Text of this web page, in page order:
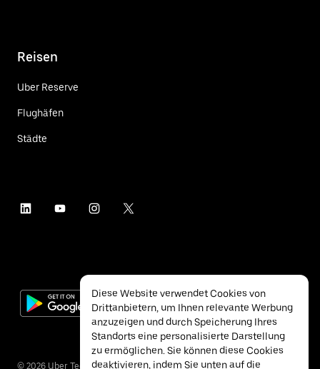
Reisen
Uber Reserve
Flughäfen
Städte
© 2026 Uber Technologies Inc.
Diese Website verwendet Cookies von
Drittanbietern, um Ihnen relevante Werbung
anzuzeigen und durch Speicherung Ihres
Standorts eine personalisierte Darstellung
zu ermöglichen. Sie können diese Cookies
deaktivieren, indem Sie unten auf die